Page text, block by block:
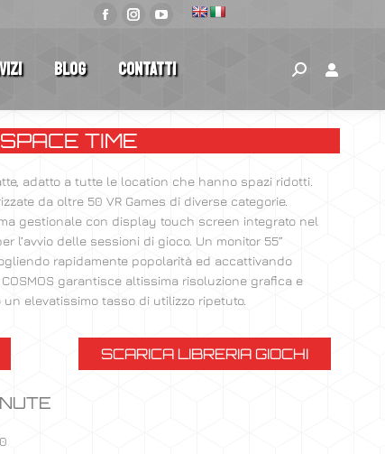
Blog Contatti
SPACE TIME
adatto a tutte le location che hanno spazi ridotti.
da oltre 50 VR Games di diverse categorie.
gestionale con display touch screen integrato nel
l’avvio delle sessioni di gioco. Un monitor 55”
rapidamente popolarità ed accattivando
COSMOS garantisce altissima risoluzione grafica e
elevatissimo tasso di utilizzo ripetuto.
SCARICA LIBRERIA GIOCHI